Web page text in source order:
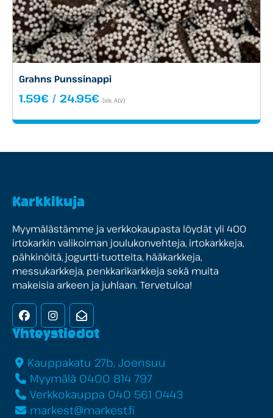
Grahns Punssinappi
1.59€ / 24.95€Hintaluokka:
-
(sis. ALV)
Karkkikuja
Myymälästämme ja verkkokaupasta löydät yli 400
irtokarkin valikoiman joulukonvehteja, irtokarkkeja,
pähkinöitä, jogurtti-tuotteita, hääkarkkeja,
messukarkkeja, penkkarikarkkeja sekä muita
makeisia arkeen ja juhlaan. Tervetuloa!
FacebookInstagramUutiskirje
Yhteystiedot
Kauppakatu 27b, Joensuu
Myymälä 0400 814 797
Verkkokauppa 040 561 0443
markest@markest.fi